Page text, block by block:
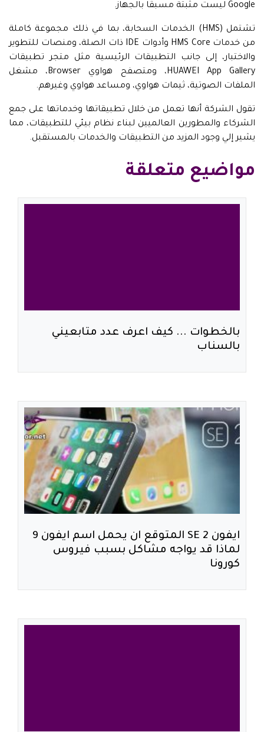
Google ليست مثبتة مسبقًا بالجهاز.
تشتمل (HMS) الخدمات السحابة، بما في ذلك مجموعة كاملة
من خدمات HMS Core وأدوات IDE ذات الصلة، ومنصات للتطوير
والاختبار، إلى جانب التطبيقات الرئيسية مثل متجر تطبيقات
HUAWEI App Gallery، ومتصفح هواوي Browser، مشغل
الملفات الصوتية، ثيمات هواوي، ومساعد هواوي وغيرهم.
تقول الشركة أنها تعمل من خلال تطبيقاتها وخدماتها على جمع
الشركاء والمطورين العالميين لبناء نظام بيئي للتطبيقات، مما
يشير إلي وجود المزيد من التطبيقات والخدمات بالمستقبل.
مواضيع متعلقة
بالخطوات ... كيف اعرف عدد متابعيني
بالسناب
ايفون SE 2 المتوقع ان يحمل اسم ايفون 9
لماذا قد يواجه مشاكل بسبب فيروس
كورونا